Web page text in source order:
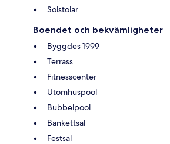
Solstolar
Boendet och bekvämligheter
Byggdes 1999
Terrass
Fitnesscenter
Utomhuspool
Bubbelpool
Bankettsal
Festsal